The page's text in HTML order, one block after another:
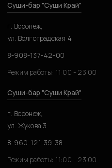
Суши-бар "Суши Край"
г. Воронеж,
ул. Волгоградская 4
8-908-137-42-00
Режим работы: 11:00 - 23:00
Суши-бар "Суши Край"
г. Воронеж,
ул. Жукова 3
8-960-121-39-38
Режим работы: 11:00 - 23:00